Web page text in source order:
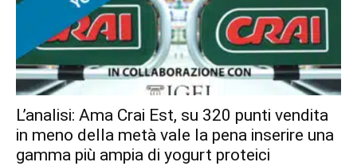
L’analisi: Ama Crai Est, su 320 punti vendita
in meno della metà vale la pena inserire una
gamma più ampia di yogurt proteici